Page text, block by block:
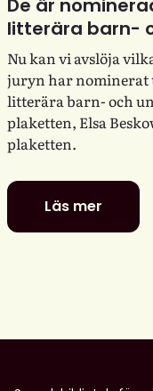
De är
litterära barn-
Nu kan vi avslöja
juryn har nominerat
litterära barn- och
plaketten, Elsa
plaketten.
Läs mer
De
är
barn-
ungdomspriser